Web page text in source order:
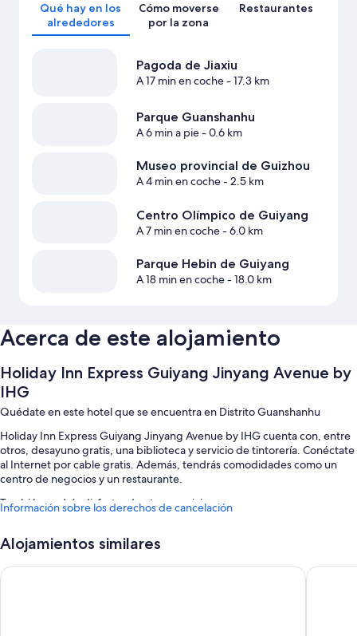
Qué hay en los
alrededores
Cómo moverse
por la zona
Restaurantes
Pagoda de Jiaxiu
A 17 min en coche- 17.3 km
Parque Guanshanhu
A 6 min a pie- 0.6 km
Museo provincial de Guizhou
A 4 min en coche- 2.5 km
Centro Olímpico de Guiyang
A 7 min en coche- 6.0 km
Parque Hebin de Guiyang
A 18 min en coche- 18.0 km
Acerca de este alojamiento
Holiday Inn Express Guiyang Jinyang Avenue by
IHG
Quédate en este hotel que se encuentra en Distrito Guanshanhu
Holiday Inn Express Guiyang Jinyang Avenue by IHG cuenta con, entre
otros, desayuno gratis, una biblioteca y servicio de tintorería. Conéctate
al Internet por cable gratis. Además, tendrás comodidades como un
centro de negocios y un restaurante.
También podrás disfrutar de otros servicios, como:
Consigna de equipaje, un ascensor y asistencia turística y para la
compra de entradas
Información sobre los derechos de cancelación
Alojamientos similares
Holiday Inn Guiyang Airport by IHG Holiday